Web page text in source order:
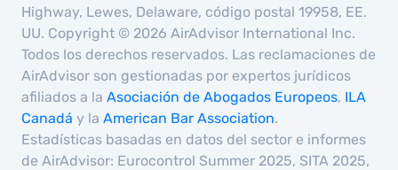
Highway, Lewes, Delaware, código postal 19958, EE.
UU. Copyright © 2026 AirAdvisor International Inc.
Todos los derechos reservados. Las reclamaciones de
AirAdvisor son gestionadas por expertos jurídicos
afiliados a la Asociación de Abogados Europeos, ILA
Canadá y la American Bar Association.
Estadísticas basadas en datos del sector e informes
de AirAdvisor: Eurocontrol Summer 2025, SITA 2025,